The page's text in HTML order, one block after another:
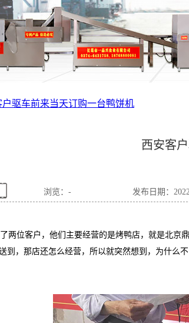
户驱车前来当天订购一台鸭饼机
西安客
浏览： - 发布日期：
位客户，他们主要经营的是烤鸭店，就是北京
到，那店还怎么经营，所以就突然想到，为什么不